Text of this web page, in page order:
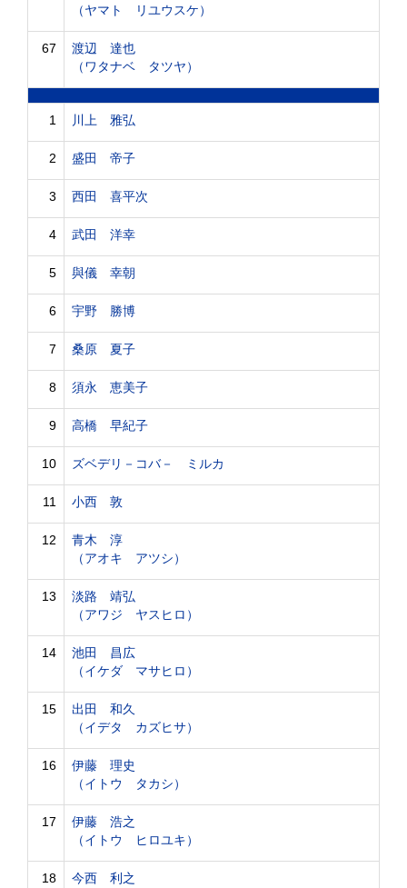
（ヤマト リユウスケ）
67
渡辺 達也
（ワタナベ タツヤ）
1 川上 雅弘
2 盛田 帝子
3 西田 喜平次
4 武田 洋幸
5 與儀 幸朝
6 宇野 勝博
7 桑原 夏子
8 須永 恵美子
9 高橋 早紀子
10 ズベデリ－コバ－ ミルカ
11 小西 敦
12
青木 淳
（アオキ アツシ）
13
淡路 靖弘
（アワジ ヤスヒロ）
14
池田 昌広
（イケダ マサヒロ）
15
出田 和久
（イデタ カズヒサ）
16
伊藤 理史
（イトウ タカシ）
17
伊藤 浩之
（イトウ ヒロユキ）
18
今西 利之